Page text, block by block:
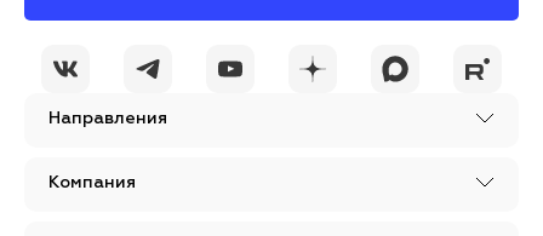
Направления
Компания